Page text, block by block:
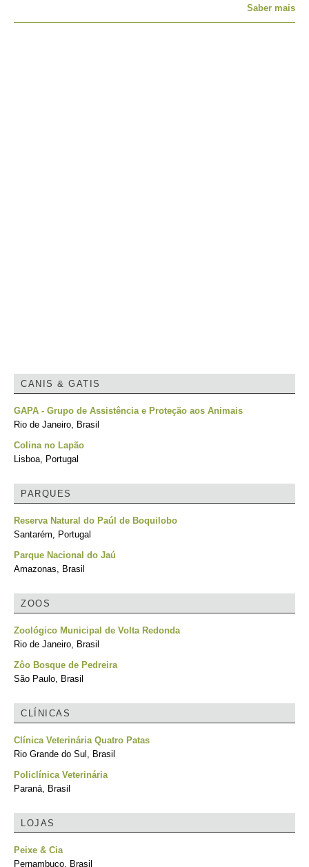
Saber mais
CANIS & GATIS
GAPA - Grupo de Assistência e Proteção aos Animais
Rio de Janeiro, Brasil
Colina no Lapão
Lisboa, Portugal
PARQUES
Reserva Natural do Paúl de Boquilobo
Santarém, Portugal
Parque Nacional do Jaú
Amazonas, Brasil
ZOOS
Zoológico Municipal de Volta Redonda
Rio de Janeiro, Brasil
Zôo Bosque de Pedreira
São Paulo, Brasil
CLÍNICAS
Clínica Veterinária Quatro Patas
Rio Grande do Sul, Brasil
Policlínica Veterinária
Paraná, Brasil
LOJAS
Peixe & Cia
Pernambuco, Brasil